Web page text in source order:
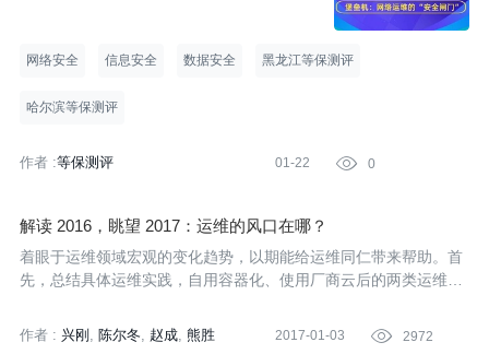
网络安全 信息安全 数据安全 黑龙江等保测评
哈尔滨等保测评
作者 :等保测评 01-22  0
解读 2016，眺望 2017：运维的风口在哪？
着眼于运维领域宏观的变化趋势，以期能给运维同仁带来帮助。首
先，总结具体运维实践，自用容器化、使用厂商云后的两类运维是
地。最后，分析了正在兴起的智能化运维并对其影响做了简单的展
作者 : 兴刚 陈尔冬 赵成 熊胜 2017-01-03  2972